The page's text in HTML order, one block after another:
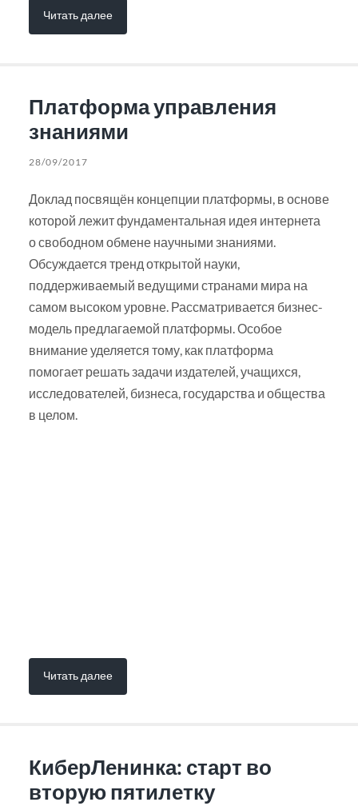
Читать далее
Платформа управления
знаниями
28/09/2017
Доклад посвящён концепции платформы, в основе
которой лежит фундаментальная идея интернета
о свободном обмене научными знаниями.
Обсуждается тренд открытой науки,
поддерживаемый ведущими странами мира на
самом высоком уровне. Рассматривается бизнес-
модель предлагаемой платформы. Особое
внимание уделяется тому, как платформа
помогает решать задачи издателей, учащихся,
исследователей, бизнеса, государства и общества
в целом.
Читать далее
КиберЛенинка: старт во
вторую пятилетку